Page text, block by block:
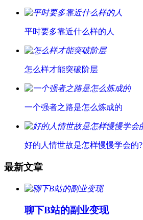
平时要多靠近什么样的人
怎么样才能突破阶层
一个强者之路是怎么炼成的
好的人情世故是怎样慢慢学会的?
最新文章
聊下B站的副业变现